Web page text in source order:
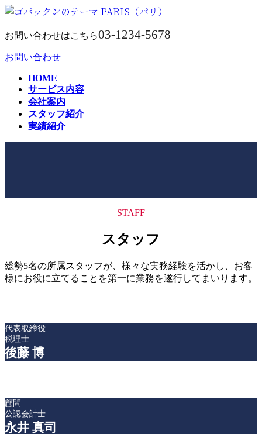
コ
テ
ツ
ナ
ゲ
シ
お問い合わせはこちら03-1234-5678
お問い合わせ
HOME
サービス内容
会社案内
スタッフ紹介
実績紹介
STAFF
スタッフ
総勢5名の所属スタッフが、様々な実務経験を活かし、お客
様にお役に立てることを第一に業務を遂行してまいります。
代表取締役
税理士
後藤 博
顧問
公認会計士
永井 真司